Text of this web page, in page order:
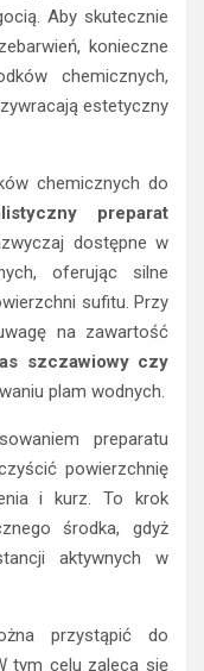
Aby skutecznie
konieczne
chemicznych,
estetyczny
chemicznych do
preparat
dostępne w
oferując silne
sufitu. Przy
na zawartość
szczawiowy czy
plam wodnych.
preparatu
powierzchnię
i kurz. To krok
środka, gdyż
aktywnych w
przystąpić do
tym celu zaleca się